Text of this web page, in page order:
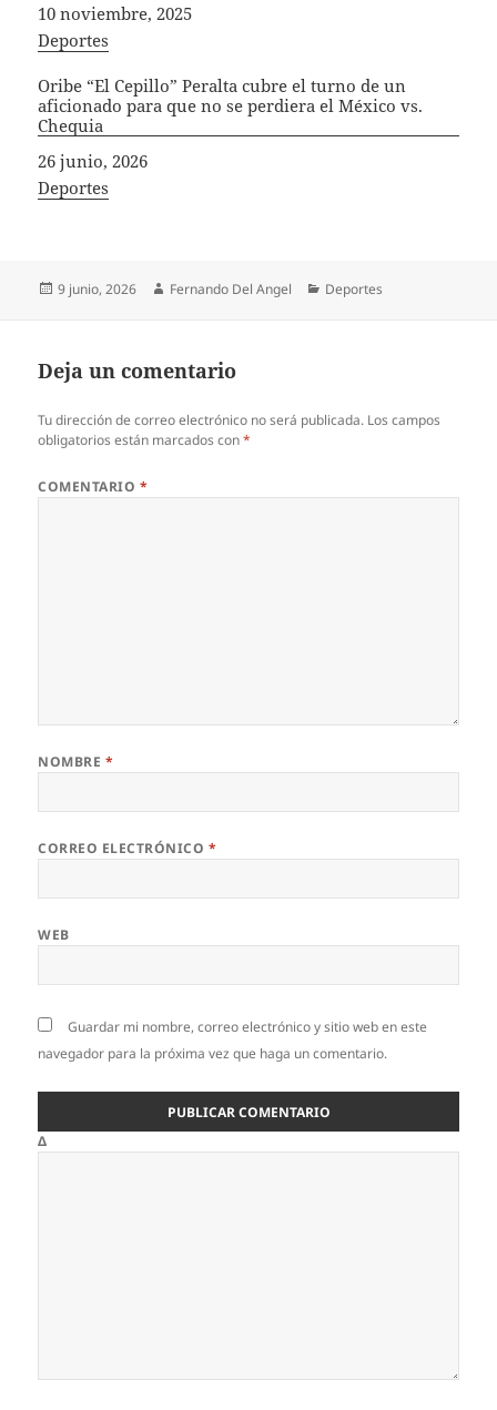
Fecha
10 noviembre, 2025
In relation to
Deportes
Oribe “El Cepillo” Peralta cubre el turno de un
aficionado para que no se perdiera el México vs.
Chequia
Fecha
26 junio, 2026
In relation to
Deportes
Publicado
9 junio, 2026 Autor
Fernando Del Angel Categorías
Deportes
Deja un comentario
Tu dirección de correo electrónico no será publicada. Los campos
obligatorios están marcados con*
COMENTARIO *
NOMBRE *
CORREO ELECTRÓNICO *
WEB
Guardar mi nombre, correo electrónico y sitio web en este
navegador para la próxima vez que haga un comentario.
Δ